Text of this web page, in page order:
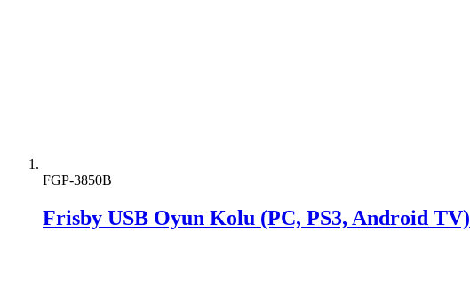
FGP-3850B
Frisby USB Oyun Kolu (PC, PS3, Android TV)